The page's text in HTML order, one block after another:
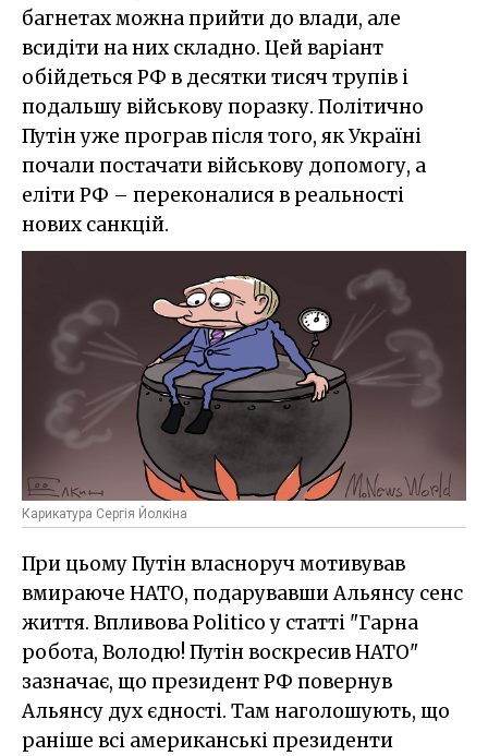
багнетах можна прийти до влади, але
всидіти на них складно. Цей варіант
обійдеться РФ в десятки тисяч трупів і
подальшу військову поразку. Політично
Путін уже програв після того, як Україні
почали постачати військову допомогу, а
еліти РФ – переконалися в реальності
нових санкцій.
Карикатура Сергія Йолкіна
При цьому Путін власноруч мотивував
вмираюче НАТО, подарувавши Альянсу сенс
життя. Впливова Politico у статті "Гарна
робота, Володю! Путін воскресив НАТО"
зазначає, що президент РФ повернув
Альянсу дух єдності. Там наголошують, що
раніше всі американські президенти